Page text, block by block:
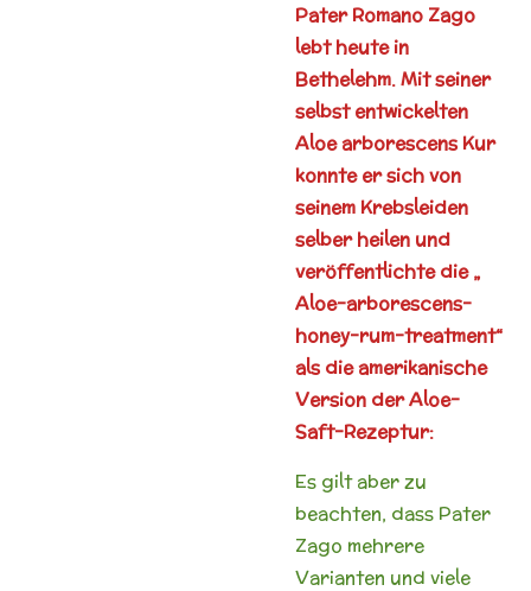
Pater Romano Zago
lebt heute in
Bethelehm. Mit seiner
selbst entwickelten
Aloe arborescens Kur
konnte er sich von
seinem Krebsleiden
selber heilen und
veröffentlichte die „
Aloe-arborescens-
honey-rum-treatment“
als die amerikanische
Version der Aloe-
Saft-Rezeptur:
Es gilt aber zu
beachten, dass Pater
Zago mehrere
Varianten und viele